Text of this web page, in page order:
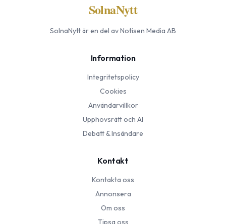
SolnaNytt
SolnaNyttär en del av Notisen Media AB
Information
Integritetspolicy
Cookies
Användarvillkor
Upphovsrätt och AI
Debatt & Insändare
Kontakt
Kontakta oss
Annonsera
Om oss
Tipsa oss